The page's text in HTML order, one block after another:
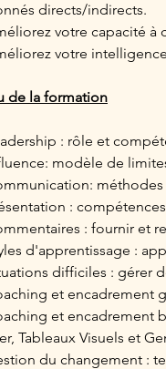
directs/indirects.
Améliorez votre capacité
Améliorez votre
de la formation
: rôle et
modèle de
:
: fournir et
d'apprentissage :
difficiles :
et encadrement
Tableaux Visuels et
du changement :